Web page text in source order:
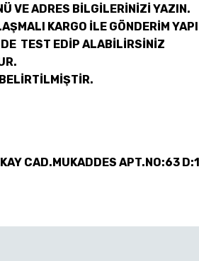
VE ADRES BİLGİLERİNİZİ YAZIN.
KARGO İLE GÖNDERİM
TEST EDİP ALABİLİRSİNİZ
CAD.MUKADDES APT.NO:63